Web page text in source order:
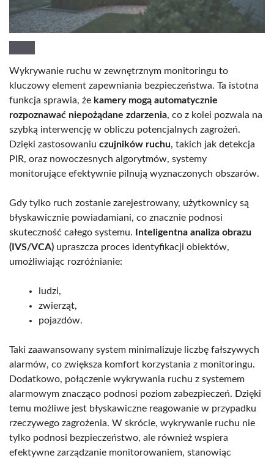
Wykrywanie ruchu w zewnętrznym monitoringu to
kluczowy element zapewniania bezpieczeństwa. Ta istotna
funkcja sprawia, że kamery mogą automatycznie
rozpoznawać niepożądane zdarzenia, co z kolei pozwala na
szybką interwencję w obliczu potencjalnych zagrożeń.
Dzięki zastosowaniu czujników ruchu, takich jak detekcja
PIR, oraz nowoczesnych algorytmów, systemy
monitorujące efektywnie pilnują wyznaczonych obszarów.
Gdy tylko ruch zostanie zarejestrowany, użytkownicy są
błyskawicznie powiadamiani, co znacznie podnosi
skuteczność całego systemu.
Inteligentna analiza obrazu
(IVS/VCA) upraszcza proces identyfikacji obiektów,
umożliwiając rozróżnianie:
ludzi,
zwierząt,
pojazdów.
Taki zaawansowany system minimalizuje liczbę fałszywych
alarmów, co zwiększa komfort korzystania z monitoringu.
Dodatkowo, połączenie wykrywania ruchu z systemem
alarmowym znacząco podnosi poziom zabezpieczeń. Dzięki
temu możliwe jest błyskawiczne reagowanie w przypadku
rzeczywego zagrożenia. W skrócie, wykrywanie ruchu nie
tylko podnosi bezpieczeństwo, ale również wspiera
efektywne zarządzanie monitorowaniem, stanowiąc